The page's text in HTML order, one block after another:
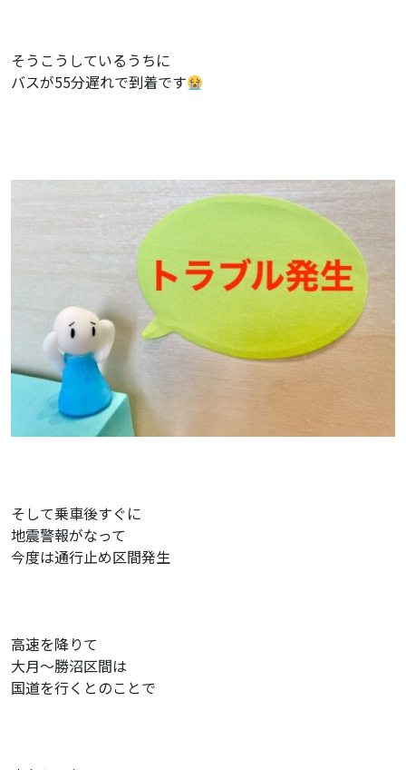
そうこうしているうちに
バスが55分遅れで到着です
そして乗車後すぐに
地震警報がなって
今度は通行止め区間発生
高速を降りて
大月〜勝沼区間は
国道を行くとのことで